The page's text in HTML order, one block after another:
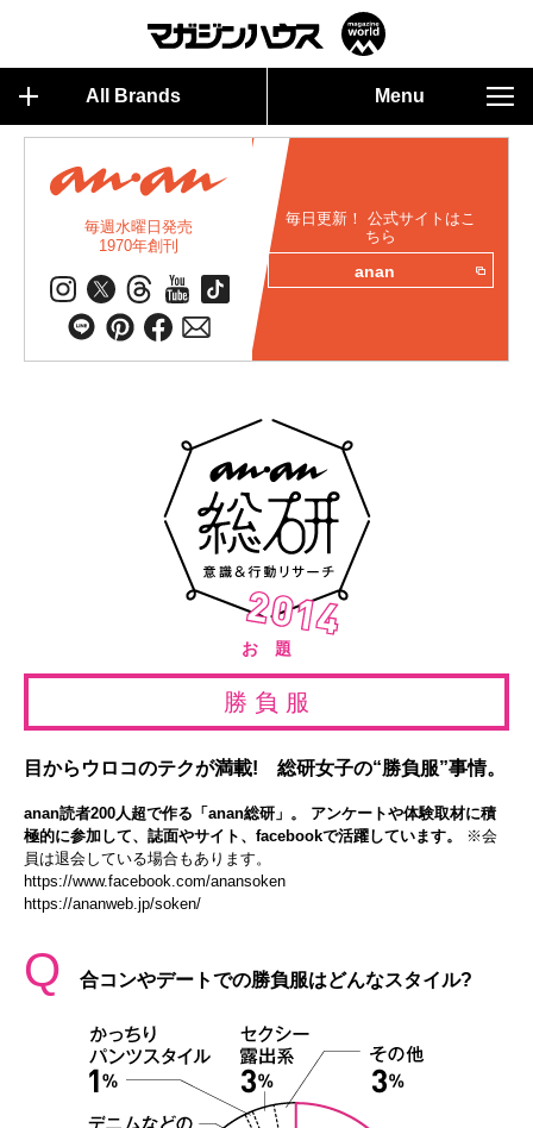
All Brands Menu
毎週水曜日発売
1970年創刊
毎日更新！ 公式サイトはこ
ちら
anan
お 題
勝 負 服
目からウロコのテクが満載! 総研女子の“勝負服”事情。
anan読者200人超で作る「anan総研」。 アンケートや体験取材に積
極的に参加して、誌面やサイト、facebookで活躍しています。
※会
員は退会している場合もあります。
https://www.facebook.com/anansoken
https://ananweb.jp/soken/
Q 合コンやデートでの勝負服はどんなスタイル?